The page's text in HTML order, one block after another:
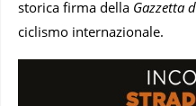
storica firma della Gazzetta
ciclismo internazionale.